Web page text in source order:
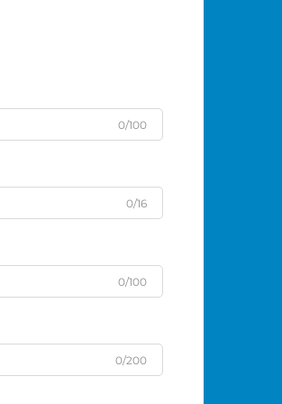
0/100
0/16
0/100
0/200